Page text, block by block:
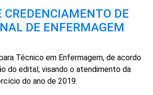
CREDENCIAMENTO DE
DE ENFERMAGEM
Técnico em Enfermagem, de acordo
do edital; visando o atendimento da
do ano de 2019.